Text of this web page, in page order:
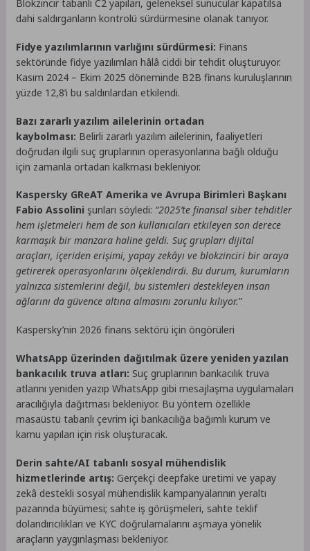
Blokzincir tabanlı C2 yapıları, geleneksel sunucular kapatılsa
dahi saldırganların kontrolü sürdürmesine olanak tanıyor.
Fidye yazılımlarının varlığını sürdürmesi: Finans
sektöründe fidye yazılımları hâlâ ciddi bir tehdit oluşturuyor.
Kasım 2024 – Ekim 2025 döneminde B2B finans kuruluşlarının
yüzde 12,8’i bu saldırılardan etkilendi.
Bazı zararlı yazılım ailelerinin ortadan
kaybolması: Belirli zararlı yazılım ailelerinin, faaliyetleri
doğrudan ilgili suç gruplarının operasyonlarına bağlı olduğu
için zamanla ortadan kalkması bekleniyor.
Kaspersky GReAT Amerika ve Avrupa Birimleri Başkanı
Fabio Assolini şunları söyledi: “2025’te finansal siber tehditler
hem işletmeleri hem de son kullanıcıları etkileyen son derece
karmaşık bir manzara haline geldi. Suç grupları dijital
araçları, içeriden erişimi, yapay zekâyı ve blokzinciri bir araya
getirerek operasyonlarını ölçeklendirdi. Bu durum, kurumların
yalnızca sistemlerini değil, bu sistemleri destekleyen insan
ağlarını da güvence altına almasını zorunlu kılıyor.”
Kaspersky’nin 2026 finans sektörü için öngörüleri
WhatsApp üzerinden dağıtılmak üzere yeniden yazılan
bankacılık truva atları: Suç gruplarının bankacılık truva
atlarını yeniden yazıp WhatsApp gibi mesajlaşma uygulamaları
aracılığıyla dağıtması bekleniyor. Bu yöntem özellikle
masaüstü tabanlı çevrim içi bankacılığa bağımlı kurum ve
kamu yapıları için risk oluşturacak.
Derin sahte/AI tabanlı sosyal mühendislik
hizmetlerinde artış: Gerçekçi deepfake üretimi ve yapay
zekâ destekli sosyal mühendislik kampanyalarının yeraltı
pazarında büyümesi; sahte iş görüşmeleri, sahte teklif
dolandırıcılıkları ve KYC doğrulamalarını aşmaya yönelik
araçların yaygınlaşması bekleniyor.